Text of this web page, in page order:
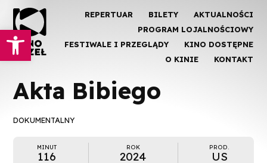
Otwórz pasek narzędzi
REPERTUAR BILETY
AKTUALNOŚCI
PROGRAM LOJALNOŚCIOWY
FESTIWALE I PRZEGLĄDY
KINO DOSTĘPNE
O KINIE
KONTAKT
Akta Bibiego
DOKUMENTALNY
MINUT
116
ROK
2024
PROD.
US